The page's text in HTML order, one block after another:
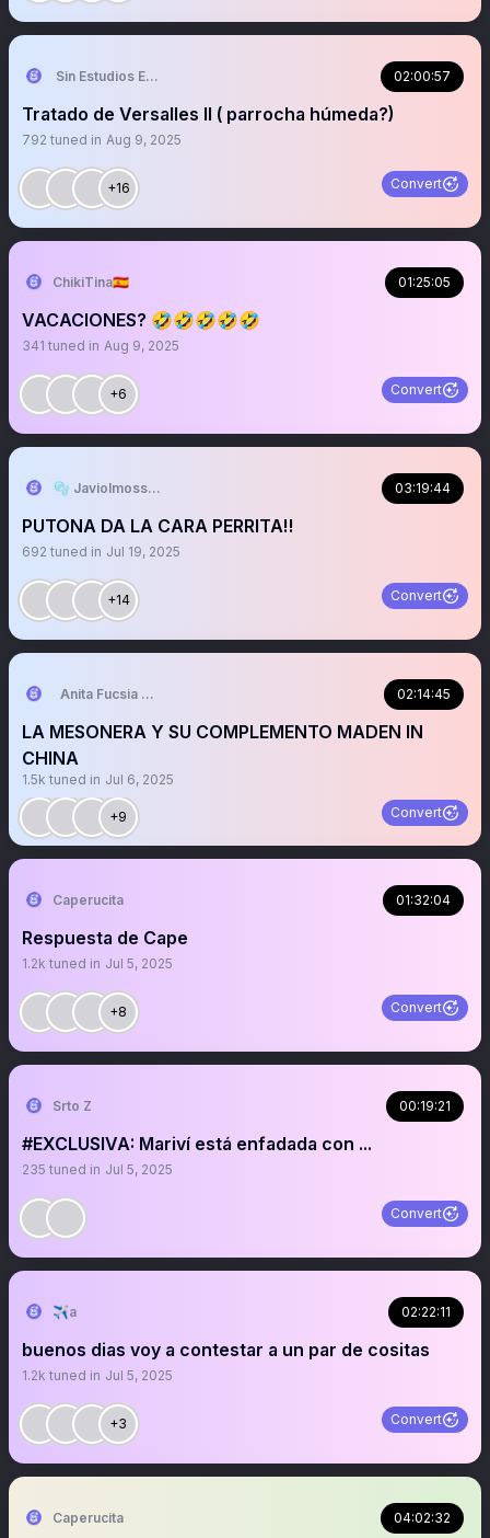
Sin Estudios Estudiez ☦️ 02:00:57
Tratado de Versalles II ( parrocha húmeda?)
792 tuned in Aug 9, 2025
+16 Convert
ChikiTina🇪🇦 01:25:05
VACACIONES? 🤣🤣🤣🤣🤣
341 tuned in Aug 9, 2025
+6 Convert
🫧 Javiolmosss‼️🫧 03:19:44
PUTONA DA LA CARA PERRITA‼️
692 tuned in Jul 19, 2025
+14 Convert
Anita Fucsia 😜🤣 02:14:45
LA MESONERA Y SU COMPLEMENTO MADEN IN
CHINA
1.5k tuned in Jul 6, 2025
+9 Convert
Caperucita 01:32:04
Respuesta de Cape
1.2k tuned in Jul 5, 2025
+8 Convert
Srto Z 00:19:21
#EXCLUSIVA: Mariví está enfadada con ...
235 tuned in Jul 5, 2025
Convert
✈️a 02:22:11
buenos dias voy a contestar a un par de cositas
1.2k tuned in Jul 5, 2025
+3 Convert
Caperucita 04:02:32